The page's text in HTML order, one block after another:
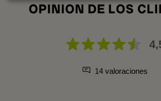
OPINION DE LOS
14 valoraciones